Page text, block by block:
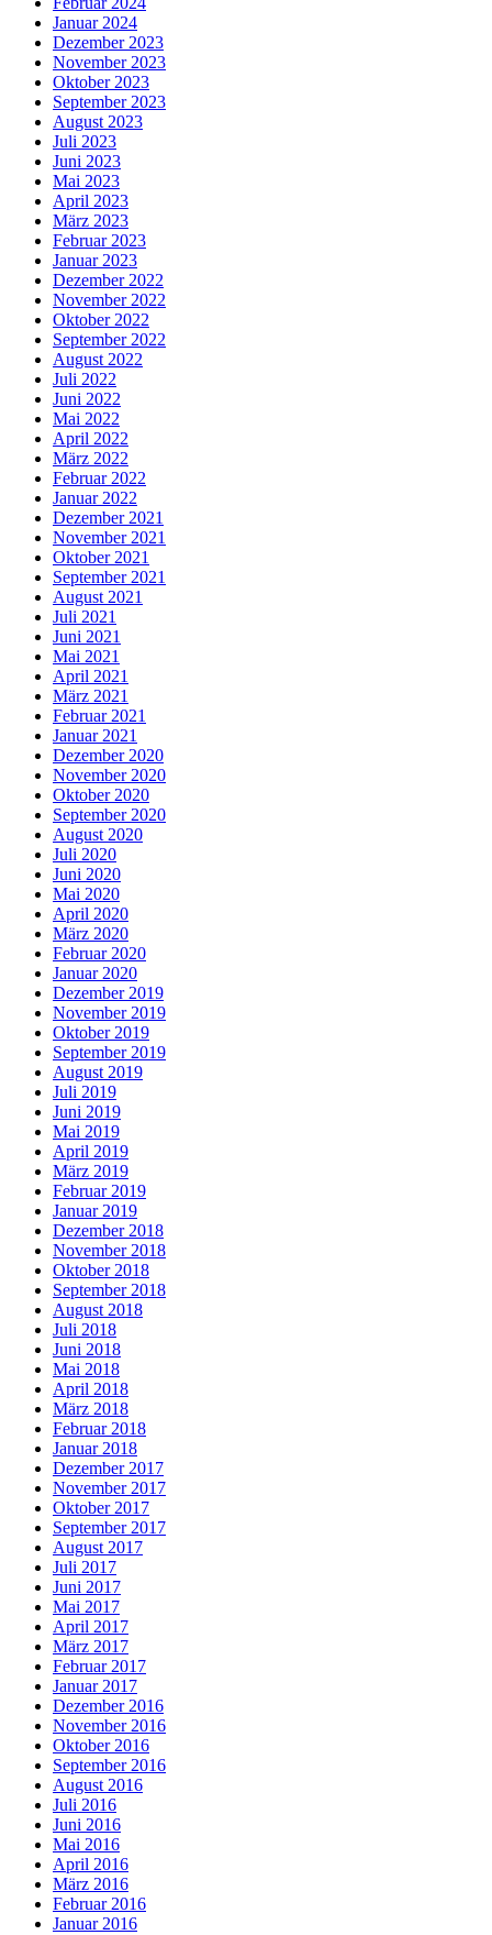
Januar 2024
Dezember 2023
November 2023
Oktober 2023
September 2023
August 2023
Juli 2023
Juni 2023
Mai 2023
April 2023
März 2023
Februar 2023
Januar 2023
Dezember 2022
November 2022
Oktober 2022
September 2022
August 2022
Juli 2022
Juni 2022
Mai 2022
April 2022
März 2022
Februar 2022
Januar 2022
Dezember 2021
November 2021
Oktober 2021
September 2021
August 2021
Juli 2021
Juni 2021
Mai 2021
April 2021
März 2021
Februar 2021
Januar 2021
Dezember 2020
November 2020
Oktober 2020
September 2020
August 2020
Juli 2020
Juni 2020
Mai 2020
April 2020
März 2020
Februar 2020
Januar 2020
Dezember 2019
November 2019
Oktober 2019
September 2019
August 2019
Juli 2019
Juni 2019
Mai 2019
April 2019
März 2019
Februar 2019
Januar 2019
Dezember 2018
November 2018
Oktober 2018
September 2018
August 2018
Juli 2018
Juni 2018
Mai 2018
April 2018
März 2018
Februar 2018
Januar 2018
Dezember 2017
November 2017
Oktober 2017
September 2017
August 2017
Juli 2017
Juni 2017
Mai 2017
April 2017
März 2017
Februar 2017
Januar 2017
Dezember 2016
November 2016
Oktober 2016
September 2016
August 2016
Juli 2016
Juni 2016
Mai 2016
April 2016
März 2016
Februar 2016
Januar 2016